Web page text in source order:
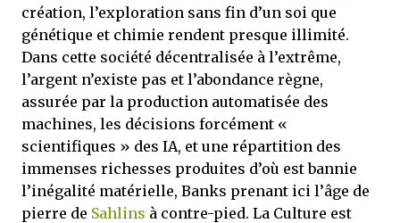
création, l’exploration sans fin d’un soi que
génétique et chimie rendent presque illimité.
Dans cette société décentralisée à l’extrême,
l’argent n’existe pas et l’abondance règne,
assurée par la production automatisée des
machines, les décisions forcément «
scientifiques » des IA, et une répartition des
immenses richesses produites d’où est bannie
l’inégalité matérielle, Banks prenant ici l’âge de
pierre de Sahlins à contre-pied. La Culture est